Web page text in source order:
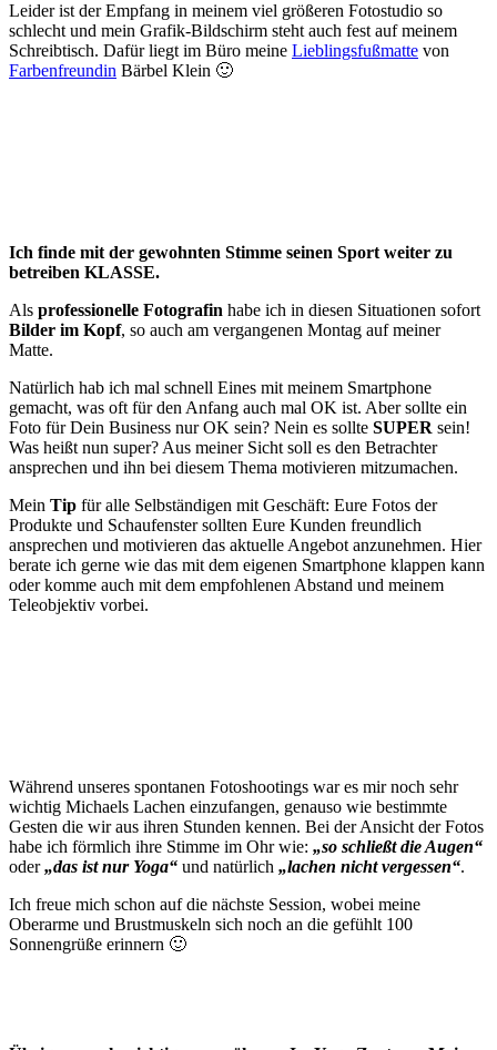
Leider ist der Empfang in meinem viel größeren Fotostudio so
schlecht und mein Grafik-Bildschirm steht auch fest auf meinem
Schreibtisch. Dafür liegt im Büro meine Lieblingsfußmatte von
Farbenfreundin Bärbel Klein 🙂
Ich finde mit der gewohnten Stimme seinen Sport weiter zu
betreiben KLASSE.
Als professionelle Fotografin habe ich in diesen Situationen sofort
Bilder im Kopf, so auch am vergangenen Montag auf meiner
Matte.
Natürlich hab ich mal schnell Eines mit meinem Smartphone
gemacht, was oft für den Anfang auch mal OK ist. Aber sollte ein
Foto für Dein Business nur OK sein? Nein es sollte SUPER sein!
Was heißt nun super? Aus meiner Sicht soll es den Betrachter
ansprechen und ihn bei diesem Thema motivieren mitzumachen.
Mein Tip für alle Selbständigen mit Geschäft: Eure Fotos der
Produkte und Schaufenster sollten Eure Kunden freundlich
ansprechen und motivieren das aktuelle Angebot anzunehmen. Hier
berate ich gerne wie das mit dem eigenen Smartphone klappen kann
oder komme auch mit dem empfohlenen Abstand und meinem
Teleobjektiv vorbei.
Während unseres spontanen Fotoshootings war es mir noch sehr
wichtig Michaels Lachen einzufangen, genauso wie bestimmte
Gesten die wir aus ihren Stunden kennen. Bei der Ansicht der Fotos
habe ich förmlich ihre Stimme im Ohr wie: „so schließt die Augen“
oder„das ist nur Yoga“ und natürlich „lachen nicht vergessen“.
Ich freue mich schon auf die nächste Session, wobei meine
Oberarme und Brustmuskeln sich noch an die gefühlt 100
Sonnengrüße erinnern 🙂